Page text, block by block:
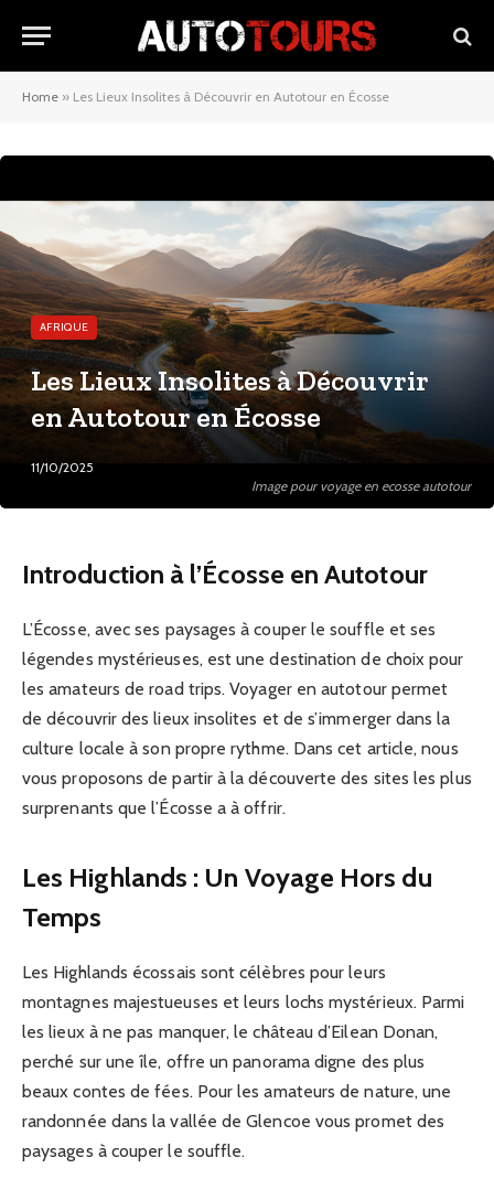
Home » Les Lieux Insolites à Découvrir en Autotour en Écosse
Image pour voyage en ecosse autotour
AFRIQUE
Les Lieux Insolites à Découvrir
en Autotour en Écosse
11/10/2025
Introduction à l’Écosse en Autotour
L’Écosse, avec ses paysages à couper le souffle et ses
légendes mystérieuses, est une destination de choix pour
les amateurs de road trips. Voyager en autotour permet
de découvrir des lieux insolites et de s’immerger dans la
culture locale à son propre rythme. Dans cet article, nous
vous proposons de partir à la découverte des sites les plus
surprenants que l’Écosse a à offrir.
Les Highlands : Un Voyage Hors du
Temps
Les Highlands écossais sont célèbres pour leurs
montagnes majestueuses et leurs lochs mystérieux. Parmi
les lieux à ne pas manquer, le château d’Eilean Donan,
perché sur une île, offre un panorama digne des plus
beaux contes de fées. Pour les amateurs de nature, une
randonnée dans la vallée de Glencoe vous promet des
paysages à couper le souffle.